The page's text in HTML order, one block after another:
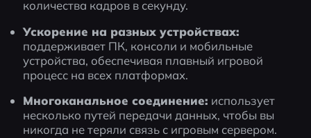
количества кадров в секунду.
поддерживает ПК, консоли и мобильные
устройства, обеспечивая плавный игровой
процесс на всех платформах.
Многоканальное соединение: использует
несколько путей передачи данных, чтобы вы
никогда не теряли связь с игровым сервером.